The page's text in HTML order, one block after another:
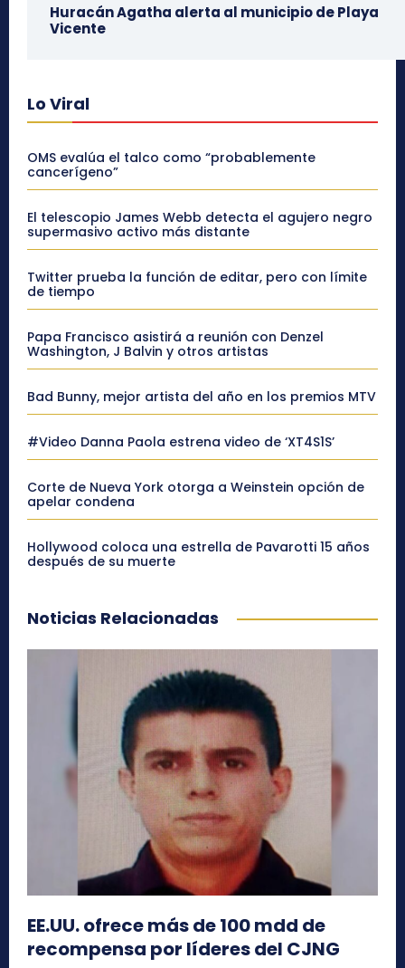
Huracán Agatha alerta al municipio de Playa
Vicente
Lo Viral
OMS evalúa el talco como “probablemente
cancerígeno”
El telescopio James Webb detecta el agujero negro
supermasivo activo más distante
Twitter prueba la función de editar, pero con límite
de tiempo
Papa Francisco asistirá a reunión con Denzel
Washington, J Balvin y otros artistas
Bad Bunny, mejor artista del año en los premios MTV
#Video Danna Paola estrena video de ‘XT4S1S’
Corte de Nueva York otorga a Weinstein opción de
apelar condena
Hollywood coloca una estrella de Pavarotti 15 años
después de su muerte
Noticias Relacionadas
EE.UU. ofrece más de 100 mdd de
recompensa por líderes del CJNG